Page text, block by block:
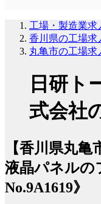
工場・製造業求
香川県の工場求
丸亀市の工場求
日研ト
式会社
【香川県丸
液晶パネルの
No.9A1619》